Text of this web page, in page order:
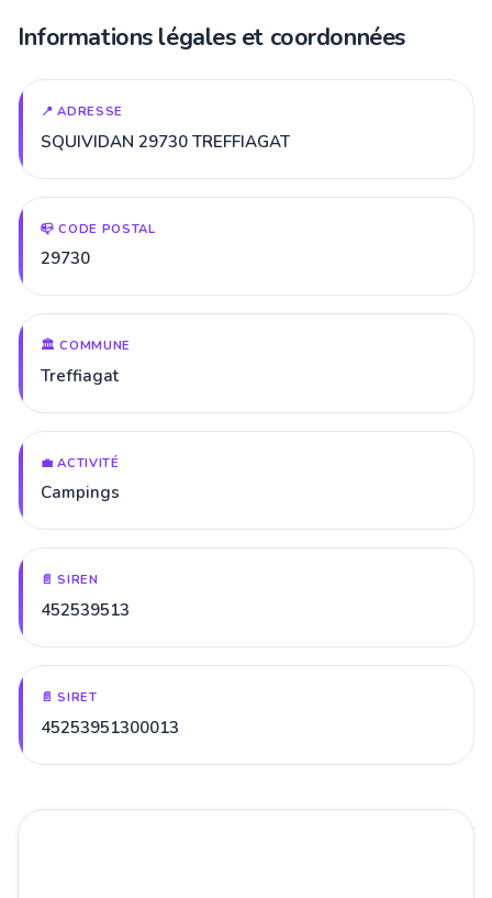
Informations légales et coordonnées
📍 ADRESSE
SQUIVIDAN 29730 TREFFIAGAT
📪 CODE POSTAL
29730
🏛️ COMMUNE
Treffiagat
💼 ACTIVITÉ
Campings
📄 SIREN
452539513
📄 SIRET
45253951300013